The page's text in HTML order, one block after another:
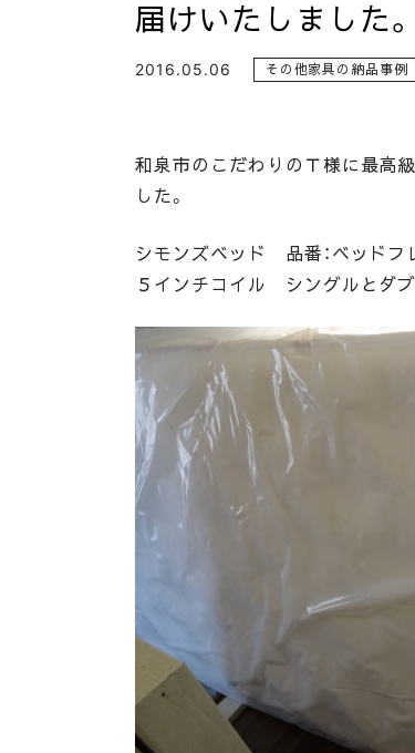
届けいたしました。
2016.05.06 その他家具の納品事例
和泉市のこだわりのＴ様に最高
した。
シモンズベッド 品番：ベッド
５インチコイル シングルとダ